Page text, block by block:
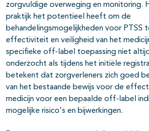
zorgvuldige overweging en monitoring.
praktijk het potentieel heeft om de
behandelingsmogelijkheden voor PTSS
effectiviteit en veiligheid van het
specifieke off-label toepassing niet
onderzocht als tijdens het initiële
betekent dat zorgverleners zich goed
van het bestaande bewijs voor de
medicijn voor een bepaalde off-label
mogelijke risico's en bijwerkingen.